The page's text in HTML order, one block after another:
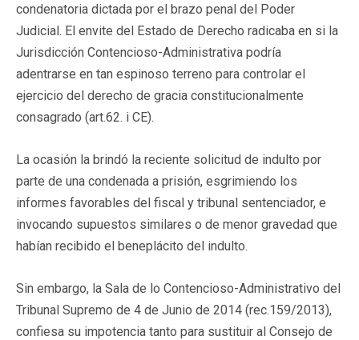
condenatoria dictada por el brazo penal del Poder
Judicial. El envite del Estado de Derecho radicaba en si la
Jurisdicción Contencioso-Administrativa podría
adentrarse en tan espinoso terreno para controlar el
ejercicio del derecho de gracia constitucionalmente
consagrado (art.62. i CE).
La ocasión la brindó la reciente solicitud de indulto por
parte de una condenada a prisión, esgrimiendo los
informes favorables del fiscal y tribunal sentenciador, e
invocando supuestos similares o de menor gravedad que
habían recibido el beneplácito del indulto.
Sin embargo, la Sala de lo Contencioso-Administrativo del
Tribunal Supremo de 4 de Junio de 2014 (rec.159/2013),
confiesa su impotencia tanto para sustituir al Consejo de